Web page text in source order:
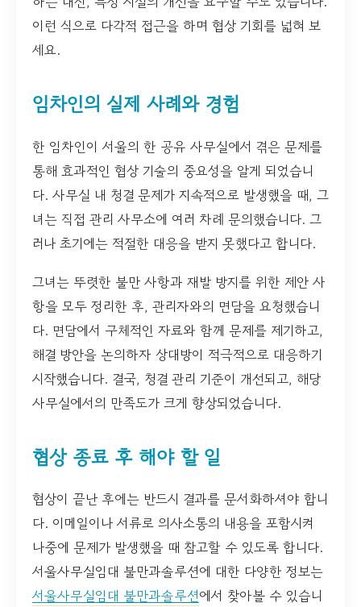
이런 식으로 다각적 접근을 하며 협상 기회를 넓혀 보
세요.
임차인의 실제 사례와 경험
한 임차인이 서울의 한 공유 사무실에서 겪은 문제를
통해 효과적인 협상 기술의 중요성을 알게 되었습니
다. 사무실 내 청결 문제가 지속적으로 발생했을 때, 그
녀는 직접 관리 사무소에 여러 차례 문의했습니다. 그
러나 초기에는 적절한 대응을 받지 못했다고 합니다.
그녀는 뚜렷한 불만 사항과 재발 방지를 위한 제안 사
항을 모두 정리한 후, 관리자와의 면담을 요청했습니
다. 면담에서 구체적인 자료와 함께 문제를 제기하고,
해결 방안을 논의하자 상대방이 적극적으로 대응하기
시작했습니다. 결국, 청결 관리 기준이 개선되고, 해당
사무실에서의 만족도가 크게 향상되었습니다.
협상 종료 후 해야 할 일
협상이 끝난 후에는 반드시 결과를 문서화하셔야 합니
다. 이메일이나 서류로 의사소통의 내용을 포함시켜
나중에 문제가 발생했을 때 참고할 수 있도록 합니다.
서울사무실임대 불만과솔루션에 대한 다양한 정보는
서울사무실임대 불만과솔루션에서 찾아볼 수 있습니